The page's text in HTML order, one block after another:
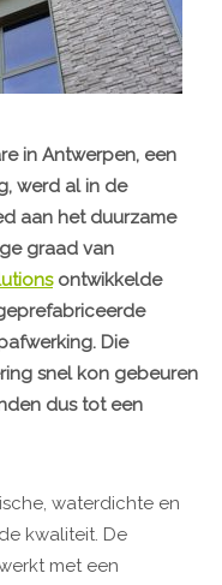
in Antwerpen, een
werd al in de
aan het duurzame
graad van
ontwikkelde
Die
snel kon gebeuren
dus tot een
waterdichte en
kwaliteit. De
met een